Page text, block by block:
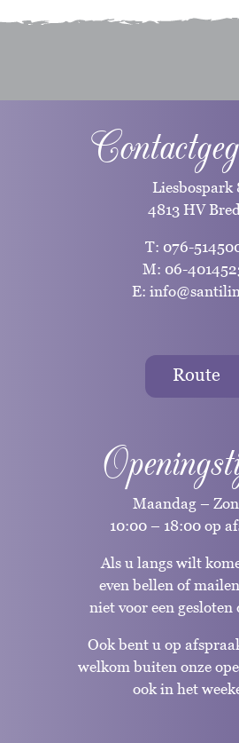
Liesbospark
4813 HV
T: 076-
M: 06-
E:
Route
Maandag –
10:00 – 18:00 op
Als u langs wilt
even bellen of
niet voor een gesloten
Ook bent u op
welkom buiten onze
ook in het